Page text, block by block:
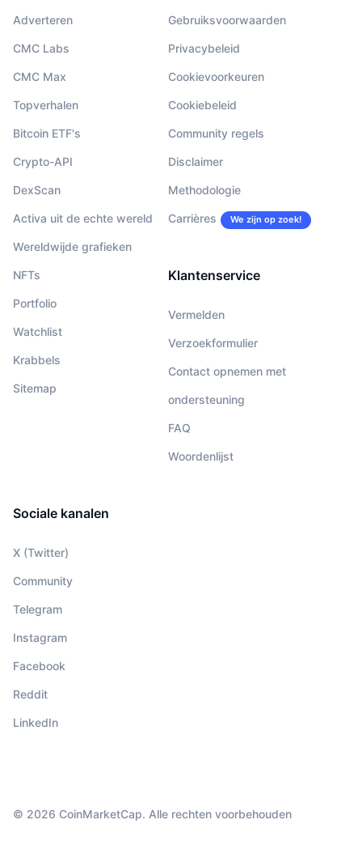
Adverteren
CMC Labs
CMC Max
Topverhalen
Bitcoin ETF's
Crypto-API
DexScan
Activa uit de echte wereld
Wereldwijde grafieken
NFTs
Portfolio
Watchlist
Krabbels
Sitemap
Gebruiksvoorwaarden
Privacybeleid
Cookievoorkeuren
Cookiebeleid
Community regels
Disclaimer
Methodologie
Carrières We zijn op zoek!
Klantenservice
Vermelden
Verzoekformulier
Contact opnemen met
ondersteuning
FAQ
Woordenlijst
Sociale kanalen
X (Twitter)
Community
Telegram
Instagram
Facebook
Reddit
LinkedIn
© 2026 CoinMarketCap. Alle rechten voorbehouden